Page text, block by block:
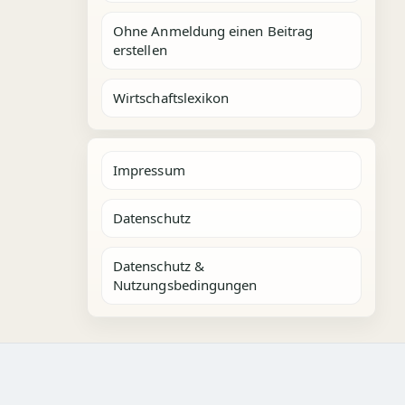
Ohne Anmeldung einen Beitrag
erstellen
Wirtschaftslexikon
Impressum
Datenschutz
Datenschutz &
Nutzungsbedingungen